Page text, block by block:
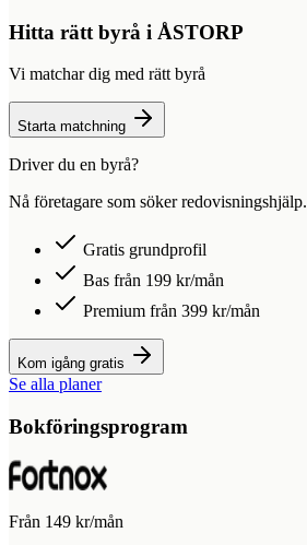
Hitta rätt byrå i ÅSTORP
Vi matchar dig med rätt byrå
Starta matchning
Driver du en byrå?
Nå företagare som söker redovisningshjälp.
Gratis grundprofil
Bas från 199 kr/mån
Premium från 399 kr/mån
Kom igång gratis
Se alla planer
Bokföringsprogram
Från 149 kr/mån